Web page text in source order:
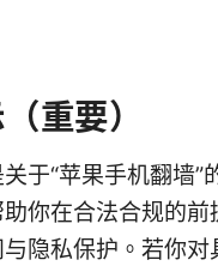
重要）
于“苹果手机翻墙”
你在合法合规的前
隐私保护。若你